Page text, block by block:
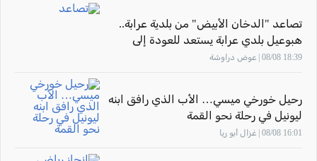
تصاعد "الدخان الأبيض" من بلدية عرابة..
هبوعيل بلدي عرابة يستعد للعودة إلى
الملاعب
18:39 08/08 | عوض دراوشة
رحيل خورخي ميسي… الأب الذي رافق ابنه
ليونيل في رحلة نحو القمة
16:01 08/08 | غزال أبو ريا